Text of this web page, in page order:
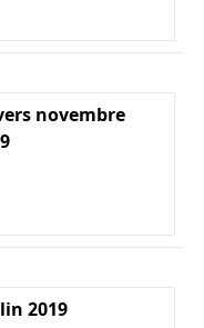
novembre
2019